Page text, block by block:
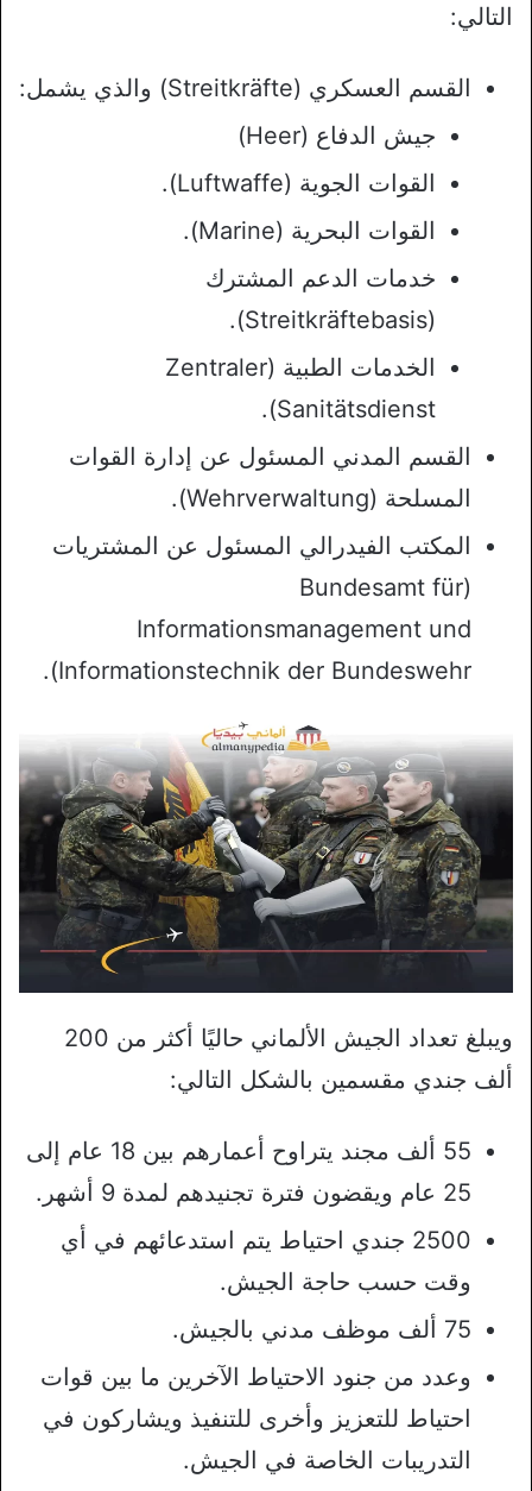
التالي:
القسم العسكري (Streitkräfte) والذي يشمل:
جيش الدفاع (Heer)
القوات الجوية (Luftwaffe).
القوات البحرية (Marine).
خدمات الدعم المشترك
(Streitkräftebasis).
الخدمات الطبية (Zentraler
Sanitätsdienst).
القسم المدني المسئول عن إدارة القوات
المسلحة (Wehrverwaltung).
المكتب الفيدرالي المسئول عن المشتريات
(Bundesamt für
Informationsmanagement und
Informationstechnik der Bundeswehr).
ويبلغ تعداد الجيش الألماني حاليًا أكثر من 200
ألف جندي مقسمين بالشكل التالي:
55 ألف مجند يتراوح أعمارهم بين 18 عام إلى
25 عام ويقضون فترة تجنيدهم لمدة 9 أشهر.
2500 جندي احتياط يتم استدعائهم في أي
وقت حسب حاجة الجيش.
75 ألف موظف مدني بالجيش.
وعدد من جنود الاحتياط الآخرين ما بين قوات
احتياط للتعزيز وأخرى للتنفيذ ويشاركون في
التدريبات الخاصة في الجيش.